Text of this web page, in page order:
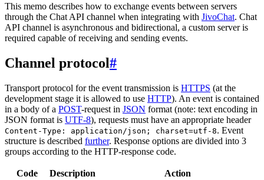
This memo describes how to exchange events between servers
through the Chat API channel when integrating with JivoChat. Chat
API channel is asynchronous and bidirectional, a custom server is
required capable of receiving and sending events.
Channel protocol#
Transport protocol for the event transmission is HTTPS (at the
development stage it is allowed to use HTTP). An event is contained
in a body of a POST-request in JSON format (note: text encoding in
JSON format is UTF-8), requests must have an appropriate header
Content-Type: application/json; charset=utf-8. Event
structure is described further. Response options are divided into 3
groups according to the HTTP-response code.
Code Description Action